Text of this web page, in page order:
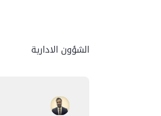
الشؤون الادارية